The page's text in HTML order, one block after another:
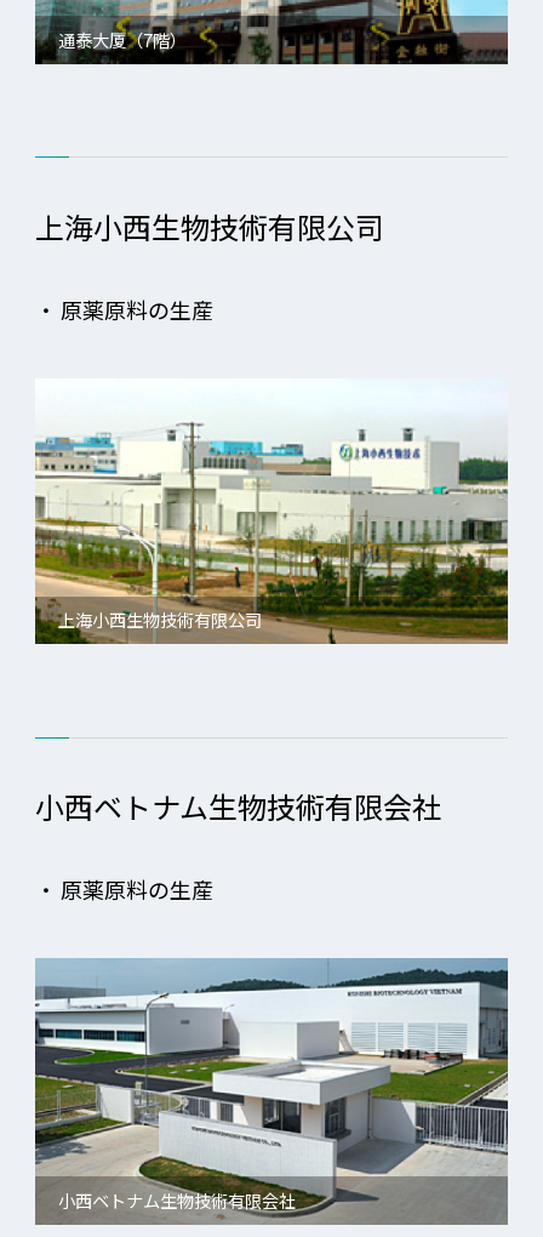
通泰大厦（7階）
上海小西生物技術有限公司
・ 原薬原料の生産
上海小西生物技術有限公司
小西ベトナム生物技術有限会社
・ 原薬原料の生産
小西ベトナム生物技術有限会社